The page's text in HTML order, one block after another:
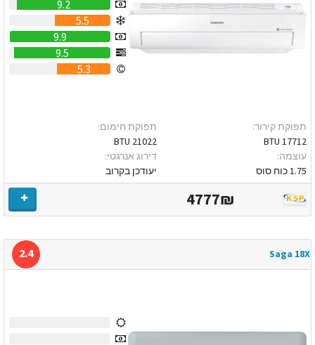
9.2
5.5
9.9
9.5
5.3
תפוקת קירור:
17712 BTU
עוצמה:
1.75 כוח סוס
תפוקת חימום:
21022 BTU
דירוג אנרגטי:
יעודכן בקרוב
4777₪
Saga 18X
2.4